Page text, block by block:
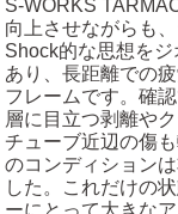
S-WORKS
向上させながらも
Shock的な思想を
あり、長距離での
フレームです。確
層に目立つ剥離や
チューブ近辺の傷
のコンディション
した。これだけの